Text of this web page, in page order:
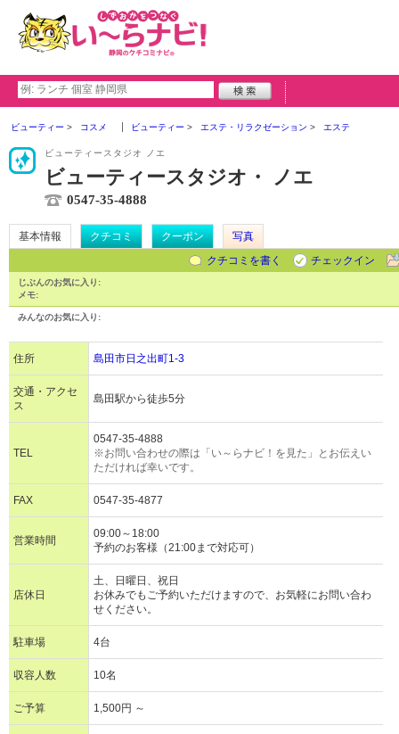
ビューティー コスメ ビューティー エステ・リラクゼーション エステ
ビューティースタジオ ノエ
ビューティースタジオ・ ノエ
0547-35-4888
基本情報 クチコミ クーポン
写真
クチコミを書く
チェックイン
じぶんのお気に入り:
メモ:
みんなのお気に入り:
住所 島田市日之出町1-3
交通・アクセ
ス
島田駅から徒歩5分
TEL
0547-35-4888
※お問い合わせの際は「い～らナビ！を見た」とお伝えい
ただければ幸いです。
FAX 0547-35-4877
営業時間
09:00～18:00
予約のお客様（21:00まで対応可）
店休日
土、日曜日、祝日
お休みでもご予約いただけますので、お気軽にお問い合わ
せください。
駐車場 4台
収容人数 10名
ご予算 1,500円 ～